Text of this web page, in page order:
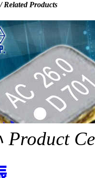
/ Related Products
Product